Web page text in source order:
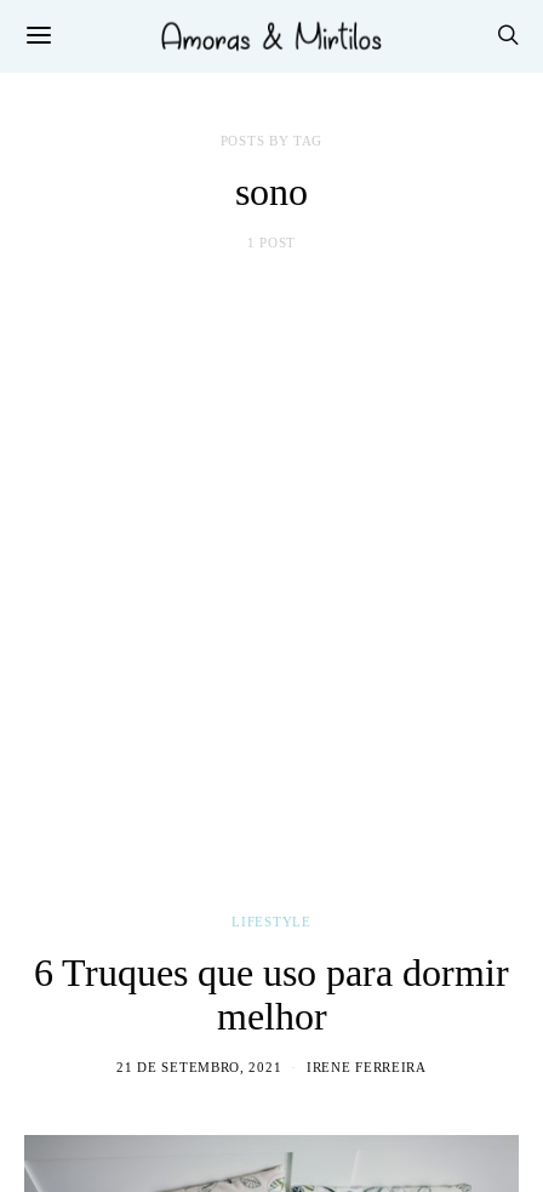
POSTS BY TAG
sono
1 POST
LIFESTYLE
6 Truques que uso para dormir
melhor
21 DE SETEMBRO, 2021 IRENE FERREIRA